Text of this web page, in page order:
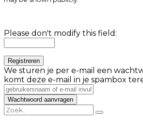
Please don't modify this field:
We sturen je per e-mail een
komt deze e-mail in je spambox